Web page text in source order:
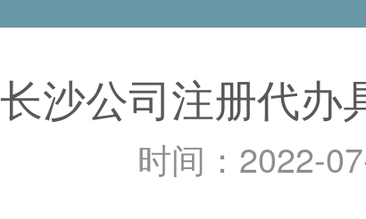
长沙公司注册代办
时间：2022-